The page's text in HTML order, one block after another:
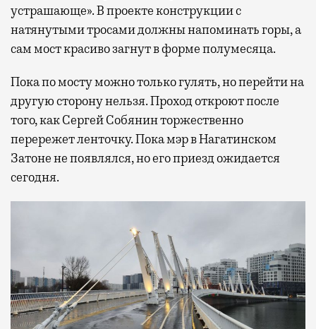
устрашающе». В проекте конструкции с
натянутыми тросами должны напоминать горы, а
сам мост красиво загнут в форме полумесяца.
Пока по мосту можно только гулять, но перейти на
другую сторону нельзя. Проход откроют после
того, как Сергей Собянин торжественно
перережет ленточку. Пока мэр в Нагатинском
Затоне не появлялся, но его приезд ожидается
сегодня.